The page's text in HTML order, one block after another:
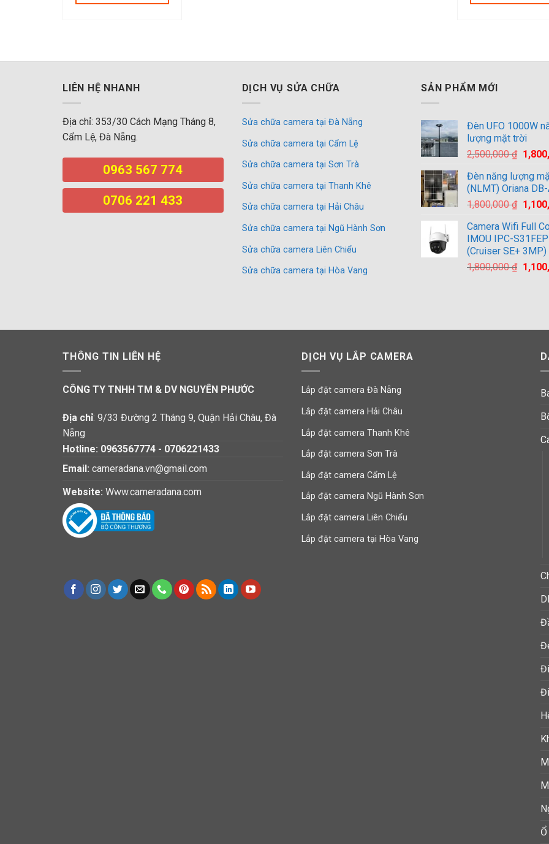
LIÊN HỆ NHANH
Địa chỉ: 353/30 Cách Mạng Tháng 8,
Cẩm Lệ, Đà Nẵng.
0963 567 774
0706 221 433
DỊCH VỤ SỬA CHỮA
Sửa chữa camera tại Đà Nẵng
Sửa chữa camera tại Cẩm Lệ
Sửa chữa camera tại Sơn Trà
Sửa chữa camera tại Thanh Khê
Sửa chữa camera tại Hải Châu
Sửa chữa camera tại Ngũ Hành Sơn
Sửa chữa camera Liên Chiểu
Sửa chữa camera tại Hòa Vang
SẢN PHẨM MỚI
Đèn UFO 1000W
lượng mặt trời
2,500,000₫ Giá
là:
Đèn năng lượng
(NLMT) Oriana
1,800,000₫ Giá
là:
Camera Wifi Full
IMOU IPC-S31FEP
(Cruiser SE+ 3MP)
1,800,000₫ Giá
THÔNG TIN LIÊN HỆ
CÔNG TY TNHH TM & DV NGUYÊN PHƯỚC
Địa chỉ: 9/33 Đường 2 Tháng 9, Quận Hải Châu, Đà
Nẵng
Hotline: 0963567774 - 0706221433
Email: cameradana.vn@gmail.com
Website: Www.cameradana.com
DỊCH VỤ LẮP CAMERA
Lắp đặt camera Đà Nẵng
Lắp đặt camera Hải Châu
Lắp đặt camera Thanh Khê
Lắp đặt camera Sơn Trà
Lắp đặt camera Cẩm Lệ
Lắp đặt camera Ngũ Hành Sơn
Lắp đặt camera Liên Chiểu
Lắp đặt camera tại Hòa Vang